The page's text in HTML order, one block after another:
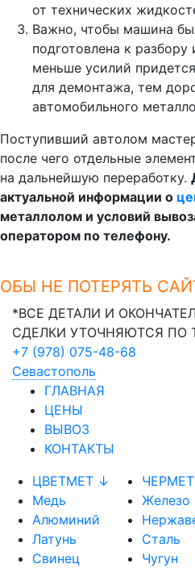
от технических
Важно, чтобы машина
подготовлена к
меньше усилий
для демонтажа, тем
автомобильного
Поступивший автолом
после чего отдельные
на дальнейшую переработку.
актуальной информации о
металлолом и условий
оператором по телефону.
НЕ ПОТЕРЯТЬ
*ВСЕ ДЕТАЛИ И
СДЕЛКИ УТОЧНЯЮТСЯ ПО
+7 (978) 075-48-68
Севастополь
ГЛАВНАЯ
ЦЕНЫ
ВЫВОЗ
КОНТАКТЫ
ЦВЕТМЕТ ↓
Медь
Алюминий
Латунь
Свинец
Железо
Сталь
Чугун